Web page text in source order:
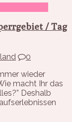
/ Tag
0
wieder
macht Ihr das
Deshalb